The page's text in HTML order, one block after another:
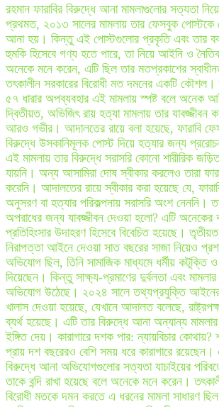
রহমান ফারাবির বিরুদ্ধে আনা মামলাগুলোর সত্যতা
প্রথমত, ২০১৩ সালের মামলায় তার ফেসবুক পোস্টকে
আনা হয়। কিন্তু এই পোস্টগুলোর প্রকৃতি এবং তার
হুমকি হিসেবে গণ্য হতে পারে, তা নিয়ে আইনি ও
অনেকে মনে করেন, এটি ছিল তার মতপ্রকাশের
তৎকালীন সরকারের বিরোধী মত দমনের একটি
৫৭ ধারার অপব্যবহার এই মামলায় স্পষ্ট বলে অনেক
দ্বিতীয়ত, অভিজিৎ রায় হত্যা মামলায় তার যাবজ্জীবন
আরও গভীর। আদালতের রায়ে বলা হয়েছে, ফারাবি
বিরুদ্ধে উসকানিমূলক পোস্ট দিয়ে হত্যার জন্য
এই মামলায় তার বিরুদ্ধে সরাসরি কোনো শারীরিক
যায়নি। অন্য আসামিরা দোষ স্বীকার করলেও তারা
করেনি। আদালতের রায়ে স্বীকার করা হয়েছে যে,
অনুসরণ বা হত্যার পরিকল্পনায় সরাসরি অংশ নেননি।
অপরাধের জন্য যাবজ্জীবন দেওয়া হলো? এটি অনেকের
প্রতিহিংসার উদাহরণ হিসেবে বিবেচিত হয়েছে।
নিরাপত্তা আইনে দেওয়া সাত বছরের সাজা নিয়েও
অভিযোগ ছিল, তিনি সামাজিক মাধ্যমে ধর্মীয় কটূক্তি
দিয়েছেন। কিন্তু সাক্ষ্য-প্রমাণের দুর্বলতা এবং
অভিযোগ উঠেছে। ২০২৪ সালে তথ্যপ্রযুক্তি আইনের
খালাস দেওয়া হয়েছে, যেখানে আদালত বলেছে,
ব্যর্থ হয়েছে। এটি তার বিরুদ্ধে আনা অন্যান্য
ইঙ্গিত দেয়। কারাগারে দশক পার: ন্যায়বিচার কোথায়?
প্রায় দশ বছরেরও বেশি সময় ধরে কারাগারে রয়েছেন।
বিরুদ্ধে আনা অভিযোগগুলোর সত্যতা যাচাইয়ের
তাকে বন্দি রাখা হয়েছে বলে অনেকে মনে করেন।
বিরোধী মতকে দমন করতে এ ধরনের মামলা সাধারণ